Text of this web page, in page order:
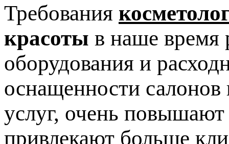
Требования
красоты в наше время
оборудования и
оснащенности салонов
услуг, очень
привлекают больше